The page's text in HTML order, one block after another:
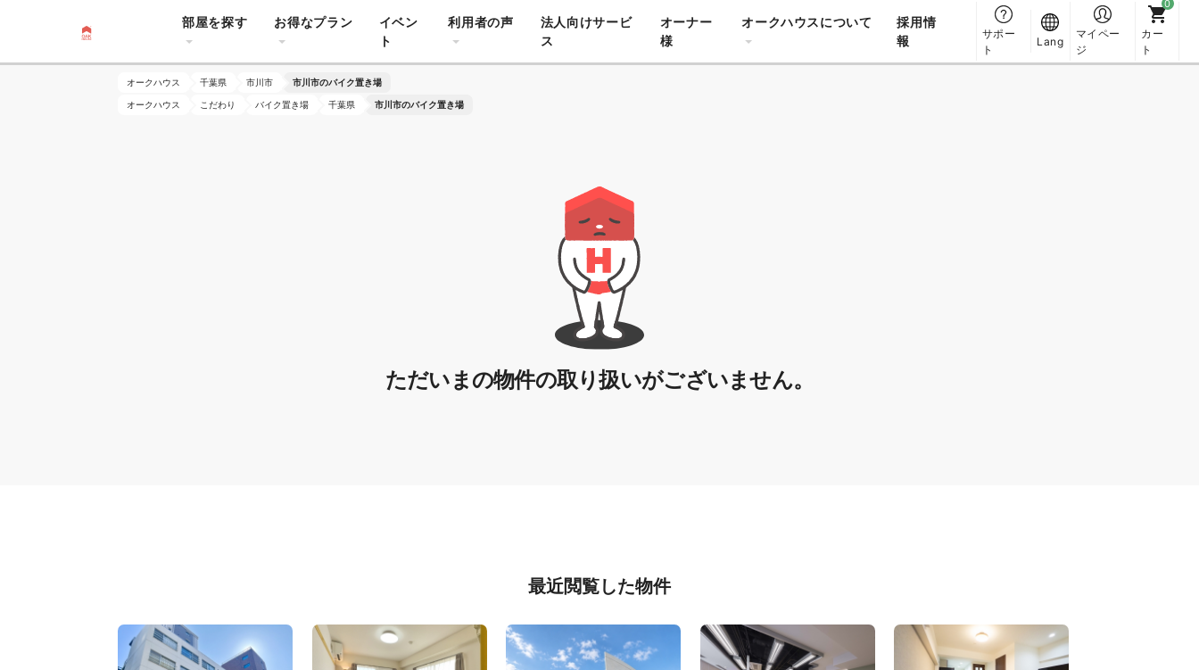
部屋を探す お得なプラン
イベン
ト
利用者の声
法人向けサービ
ス
オーナー
様
オークハウスについて
採用情
報
サポー
ト
Lang
マイペー
ジ
カー
ト
オークハウス 千葉県 市川市 市川市のバイク置き場
オークハウス こだわり バイク置き場 千葉県 市川市のバイク置き場
ただいまの物件の取り扱いがございません。
最近閲覧した物件